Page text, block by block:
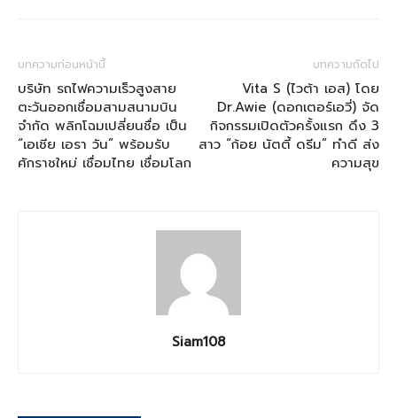
บทความก่อนหน้านี้
บริษัท รถไฟความเร็วสูงสาย
ตะวันออกเชื่อมสามสนามบิน
จำกัด พลิกโฉมเปลี่ยนชื่อ เป็น
“เอเชีย เอรา วัน” พร้อมรับ
ศักราชใหม่ เชื่อมไทย เชื่อมโลก
บทความถัดไป
Vita S (ไวต้า เอส) โดย
Dr.Awie (ดอกเตอร์เอวี่) จัด
กิจกรรมเปิดตัวครั้งแรก ดึง 3
สาว “ก้อย นัตตี้ ดรีม” ทำดี ส่ง
ความสุข
Siam108